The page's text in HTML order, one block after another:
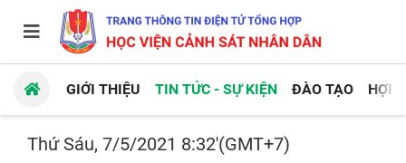
GIỚI THIỆU TIN TỨC - SỰ KIỆN ĐÀO TẠO HỢP
Thứ Sáu, 7/5/2021 8:32'(GMT+7)